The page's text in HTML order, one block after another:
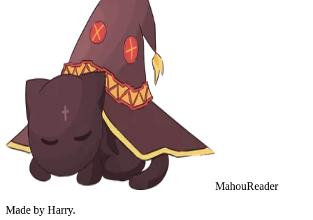
MahouReader
Made by Harry.